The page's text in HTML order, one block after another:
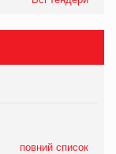
повний список